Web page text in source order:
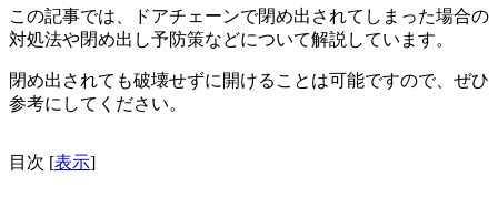
この記事では、ドアチェーンで閉め出されてしまった場合の
対処法や閉め出し予防策などについて解説しています。
閉め出されても破壊せずに開けることは可能ですので、ぜひ
参考にしてください。
目次 [表示]